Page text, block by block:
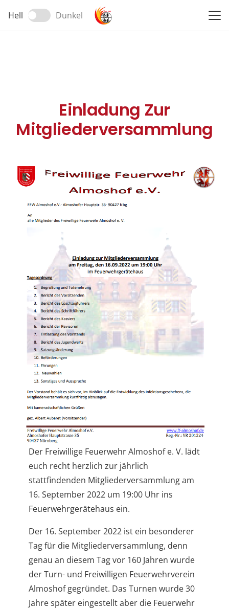
Hell Dunkel
Einladung Zur
Mitgliederversammlung
Der Freiwillige Feuerwehr Almoshof e. V. lädt
euch recht herzlich zur jährlich
stattfindenden Mitgliederversammlung am
16. September 2022 um 19:00 Uhr ins
Feuerwehrgerätehaus ein.
Der 16. September 2022 ist ein besonderer
Tag für die Mitgliederversammlung, denn
genau an diesem Tag vor 160 Jahren wurde
der Turn- und Freiwilligen Feuerwehrverein
Almoshof gegründet. Das Turnen wurde 30
Jahre später eingestellt aber die Feuerwehr